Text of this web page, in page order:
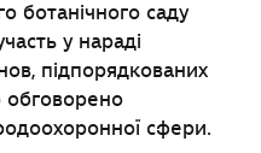
ботанічного саду
у нараді
підпорядкованих
обговорено
сфери.